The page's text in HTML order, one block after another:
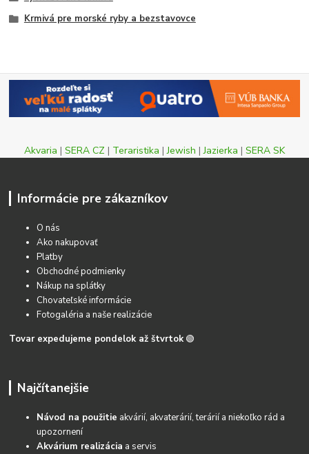
Krmivá pre morské ryby a bezstavovce
Akvaria | SERA CZ | Teraristika |Jewish |Jazierka | SERA SK
Informácie pre zákazníkov
O nás
Ako nakupovať
Platby
Obchodné podmienky
Nákup na splátky
Chovateľské informácie
Fotogaléria a naše realizácie
Tovar expedujeme pondelok až štvrtok 🟢
Najčítanejšie
Návod na použitie akvárií, akvaterárií, terárií a niekoľko rád a
upozornení
Akvárium realizácia a servis